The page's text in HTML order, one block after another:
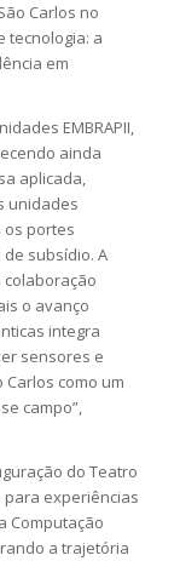
Carlos no
tecnologia: a
em
EMBRAPII,
ainda
aplicada,
unidades
os portes
subsídio. A
colaboração
o avanço
integra
sensores e
como um
campo”,
do Teatro
para experiências
Computação
a trajetória